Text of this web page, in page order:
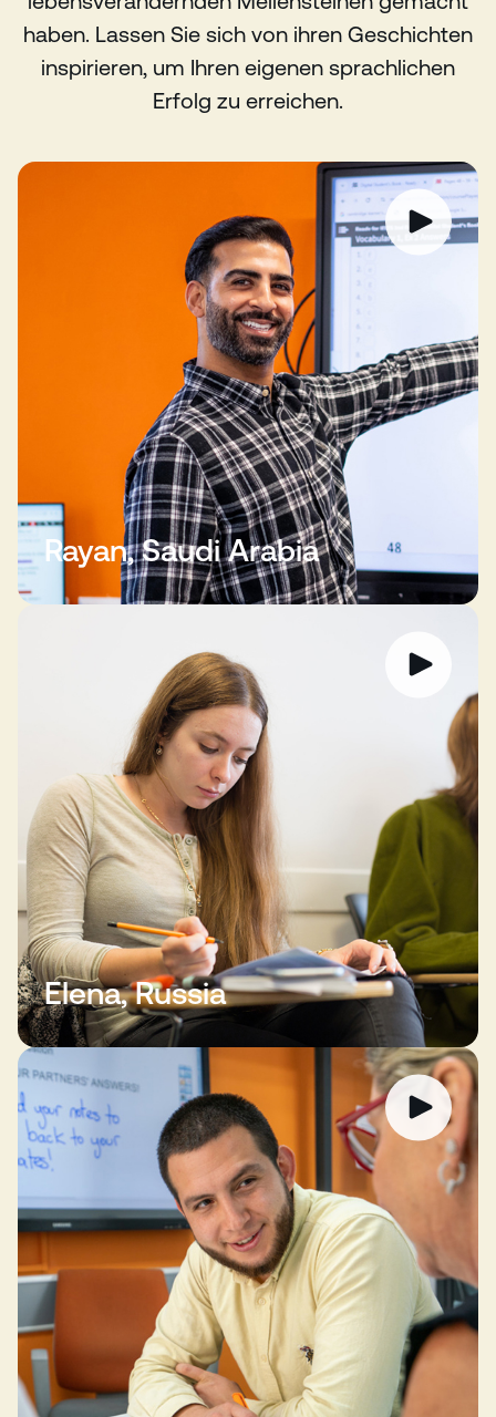
haben. Lassen Sie sich von ihren Geschichten
inspirieren, um Ihren eigenen sprachlichen
Erfolg zu erreichen.
Rayan, Saudi Arabia
Elena, Russia